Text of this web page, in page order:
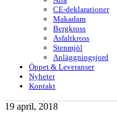
CE-deklarationer
Makadam
Bergkross
Asfaltkross
Stenmjöl
Anläggningsjord
Öppet & Leveranser
Nyheter
Kontakt
19 april, 2018